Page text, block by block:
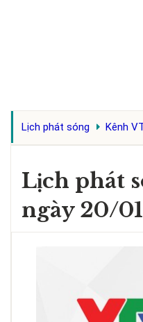
Lịch phát sóng Kênh
Lịch phát
ngày 20/